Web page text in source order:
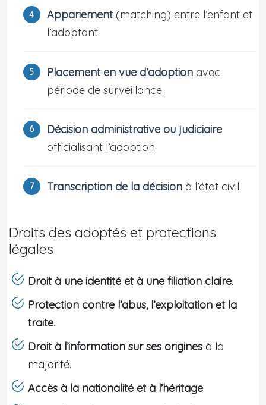
Appariement(matching) entre l’enfant et
l’adoptant.
Placement en vue d’adoption avec
période de surveillance.
Décision administrative ou judiciaire
officialisant l’adoption.
Transcription de la décision à l’état civil.
Droits des adoptés et protections
légales
Droit à une identité et à une filiation claire.
Protection contre l’abus, l’exploitation et la
traite.
Droit à l’information sur ses origines à la
majorité.
Accès à la nationalité et à l’héritage.